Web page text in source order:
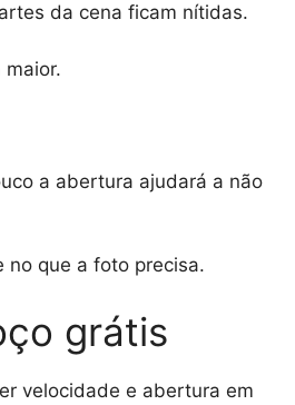
da cena ficam nítidas.
a abertura ajudará a não
no que a foto precisa.
grátis
velocidade e abertura em